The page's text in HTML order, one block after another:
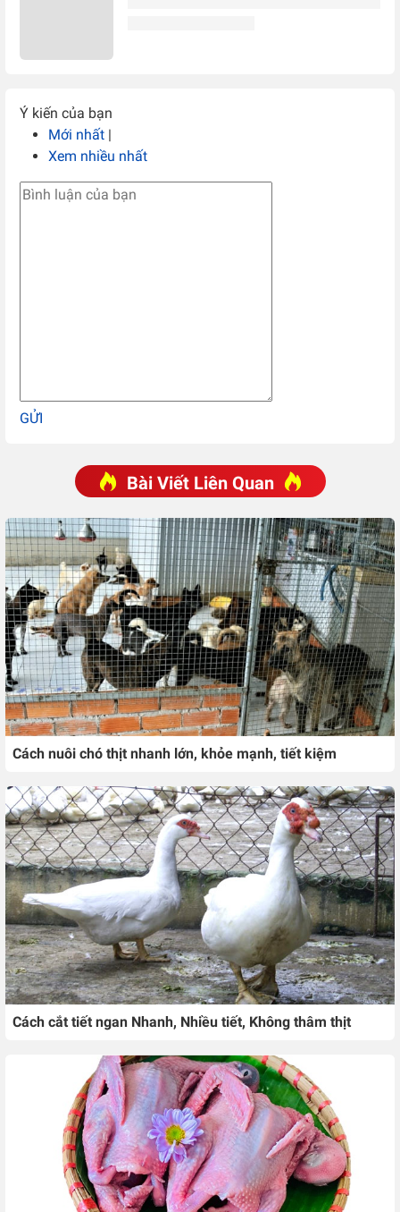
Ý kiến của bạn
Mới nhất |
Xem nhiều nhất
GỬI
Bài Viết Liên Quan
Cách nuôi chó thịt nhanh lớn, khỏe mạnh, tiết kiệm
Cách cắt tiết ngan Nhanh, Nhiều tiết, Không thâm thịt